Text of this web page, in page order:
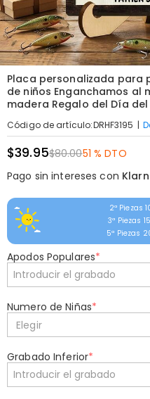
Placa personalizada para
de niños Enganchamos al
madera Regalo del Día del
Código de artículo:DRHF3195 |
$39.95$80.0051 % DTO
Pago sin intereses con
2ª Piezas
3ª Piezas
5ª Piezas
Apodos Populares*
Numero de Niñas*
Elegir
Grabado Inferior*